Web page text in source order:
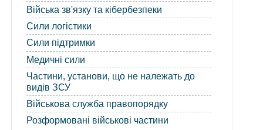
Війська зв'язку та кібербезпеки
Сили логістики
Сили підтримки
Медичні сили
Частини, установи, що не належать до
видів ЗСУ
Військова служба правопорядку
Розформовані військові частини